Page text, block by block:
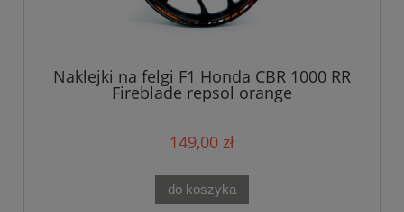
Naklejki na felgi F1 Honda CBR 1000 RR
Fireblade repsol orange
149,00 zł
do koszyka